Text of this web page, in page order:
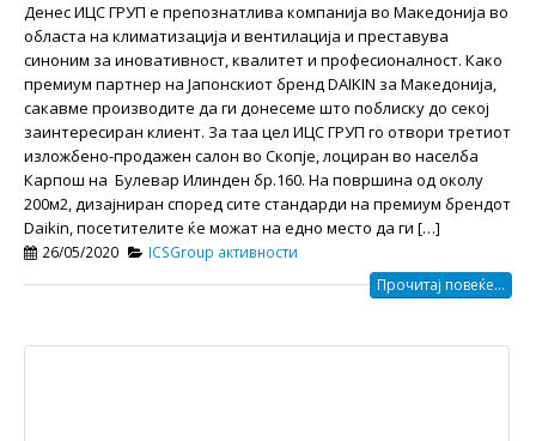
Денес ИЦС ГРУП е препознатлива компанија во Македонија во
областа на климатизација и вентилација и преставува
синоним за иновативност, квалитет и професионалност. Како
премиум партнер на Јапонскиот бренд DAIKIN за Македонија,
сакавме производите да ги донесеме што поблиску до секој
заинтересиран клиент. За таа цел ИЦС ГРУП го отвори третиот
изложбено-продажен салон во Скопје, лоциран во населба
Карпош на Булевар Илинден бр.160. На површина од околу
200м2, дизајниран според сите стандарди на премиум брендот
Daikin, посетителите ќе можат на едно место да ги […]
26/05/2020 ICSGroup активности
Прочитај повеќе...